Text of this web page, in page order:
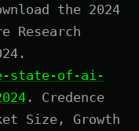
the 2024
state-of-ai-
. Credence
Size, Growth